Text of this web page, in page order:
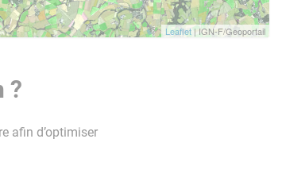
Leaflet| IGN-F/Geoportail
?
afin d’optimiser